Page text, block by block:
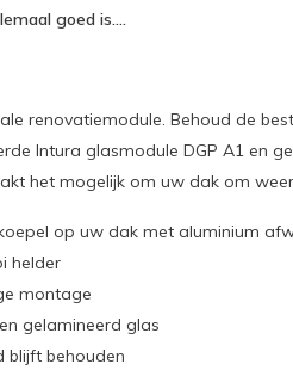
goed is….
renovatiemodule. Behoud de
Intura glasmodule DGP A1 en
het mogelijk om uw dak om
op uw dak met aluminium
helder
montage
gelamineerd glas
blijft behouden